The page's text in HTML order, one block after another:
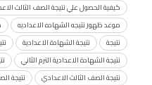
كيفية الحصول علي نتيجة الصف الثالث
موعد ظهور نتيجه الشهاده الاعداديه
نتيجة
نتيجة الشهادة الاعدادية
نتيجة الشهادة الاعدادية الترم الثاني
نتيجة الصف الثالث الاعدادي
نتيجة